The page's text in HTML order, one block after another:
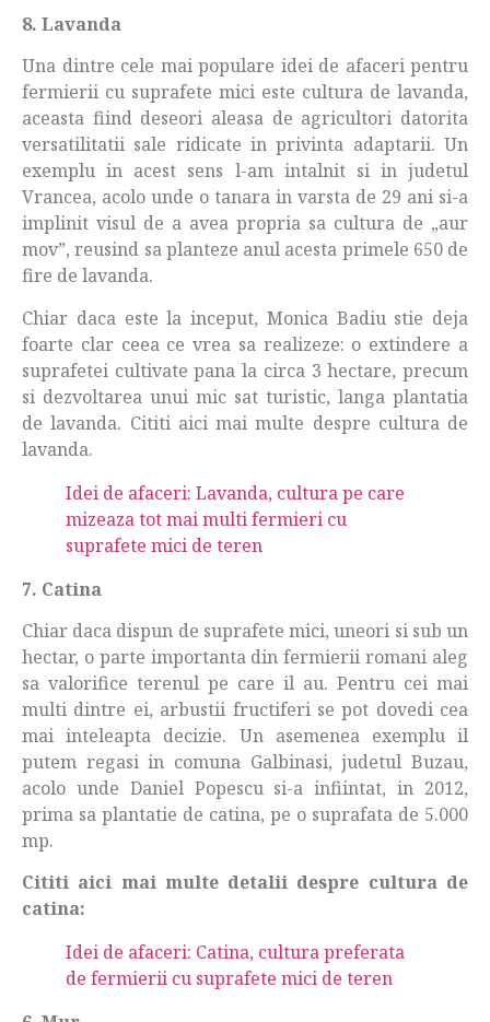
8. Lavanda
Una dintre cele mai populare idei de afaceri pentru
fermierii cu suprafete mici este cultura de lavanda,
aceasta fiind deseori aleasa de agricultori datorita
versatilitatii sale ridicate in privinta adaptarii. Un
exemplu in acest sens l-am intalnit si in judetul
Vrancea, acolo unde o tanara in varsta de 29 ani si-a
implinit visul de a avea propria sa cultura de „aur
mov”, reusind sa planteze anul acesta primele 650 de
fire de lavanda.
Chiar daca este la inceput, Monica Badiu stie deja
foarte clar ceea ce vrea sa realizeze: o extindere a
suprafetei cultivate pana la circa 3 hectare, precum
si dezvoltarea unui mic sat turistic, langa plantatia
de lavanda. Cititi aici mai multe despre cultura de
lavanda.
Idei de afaceri: Lavanda, cultura pe care
mizeaza tot mai multi fermieri cu
suprafete mici de teren
7. Catina
Chiar daca dispun de suprafete mici, uneori si sub un
hectar, o parte importanta din fermierii romani aleg
sa valorifice terenul pe care il au. Pentru cei mai
multi dintre ei, arbustii fructiferi se pot dovedi cea
mai inteleapta decizie. Un asemenea exemplu il
putem regasi in comuna Galbinasi, judetul Buzau,
acolo unde Daniel Popescu si-a infiintat, in 2012,
prima sa plantatie de catina, pe o suprafata de 5.000
mp.
Cititi aici mai multe detalii despre cultura de
catina:
Idei de afaceri: Catina, cultura preferata
de fermierii cu suprafete mici de teren